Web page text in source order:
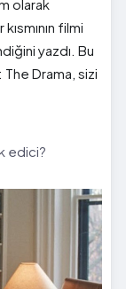
olarak
filmi
yazdı. Bu
The Drama, sizi
edici?